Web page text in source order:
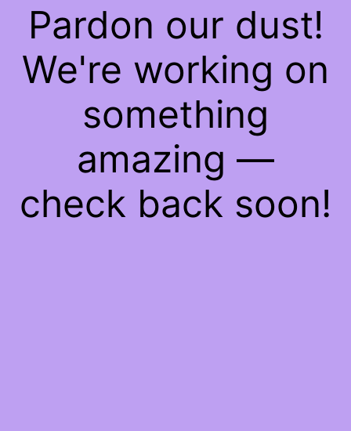
Pardon our dust!
We're working on
something
amazing —
check back soon!